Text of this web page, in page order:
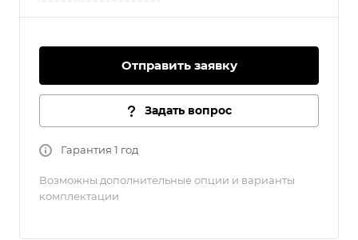
Отправить заявку
Задать вопрос
Гарантия 1 год
Возможны дополнительные опции и варианты
комплектации